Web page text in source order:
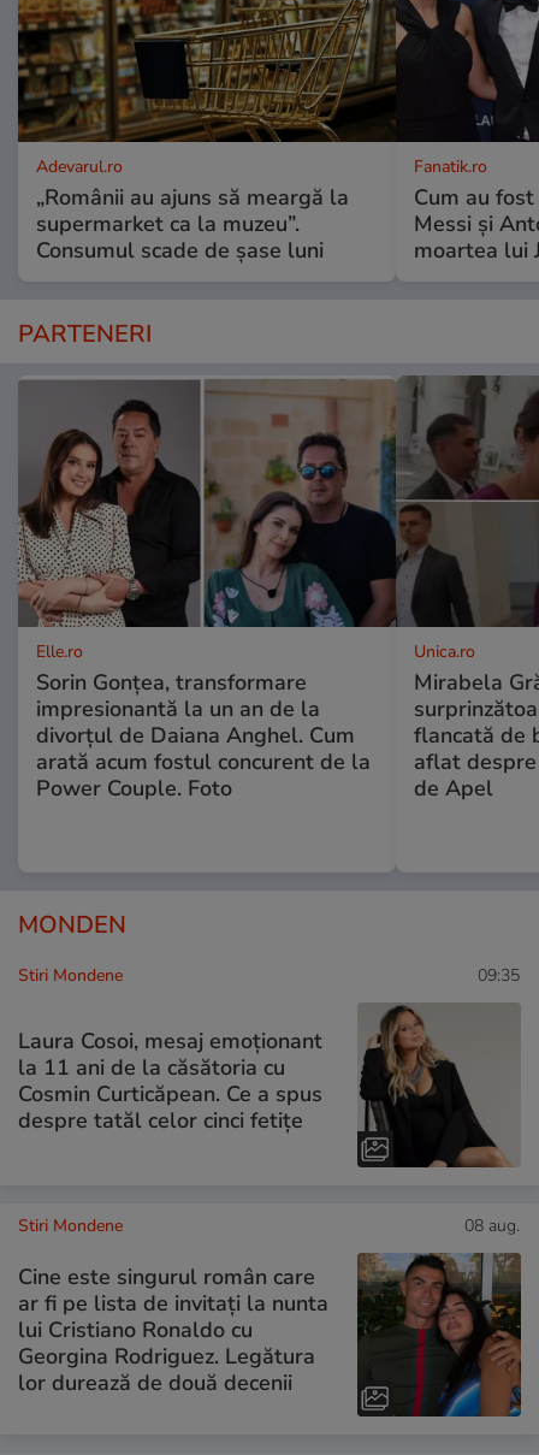
Adevarul.ro
„Românii au ajuns să meargă la
supermarket ca la muzeu”.
Consumul scade de șase luni
Fanatik.ro
Cum au
Messi și
moartea lui
PARTENERI
Elle.ro
Sorin Gonțea, transformare
impresionantă la un an de la
divorțul de Daiana Anghel. Cum
arată acum fostul concurent de la
Power Couple. Foto
Unica.ro
Mirabela
flancată de
aflat
de Apel
MONDEN
Stiri Mondene 09:35
Laura Cosoi, mesaj emoționant
la 11 ani de la căsătoria cu
Cosmin Curticăpean. Ce a spus
despre tatăl celor cinci fetițe
Stiri Mondene 08 aug.
Cine este singurul român care
ar fi pe lista de invitați la nunta
lui Cristiano Ronaldo cu
Georgina Rodriguez. Legătura
lor durează de două decenii